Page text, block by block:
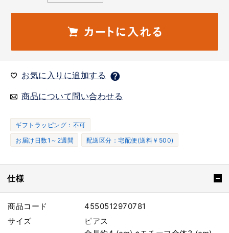
お気に入りに追加する
商品について問い合わせる
ギフトラッピング：不可
お届け日数1～2週間
配送区分：宅配便(送料￥500)
仕様
商品コード
4550512970781
サイズ
ピアス